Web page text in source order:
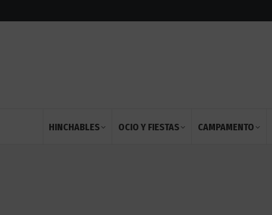
HINCHABLES OCIO Y FIESTAS CAMPAMENTO